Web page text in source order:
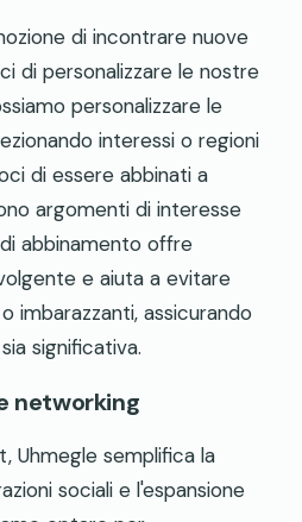
di incontrare nuove
di personalizzare le nostre
personalizzare le
interessi o regioni
di essere abbinati a
argomenti di interesse
abbinamento offre
e aiuta a evitare
imbarazzanti, assicurando
significativa.
networking
Uhmegle semplifica la
sociali e l'espansione